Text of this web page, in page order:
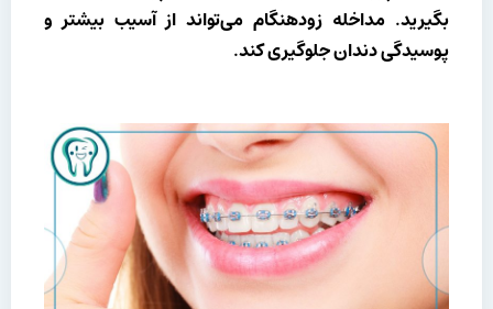
بگیرید. مداخله زودهنگام می‌تواند از آسیب بیشتر و
پوسیدگی دندان جلوگیری کند.